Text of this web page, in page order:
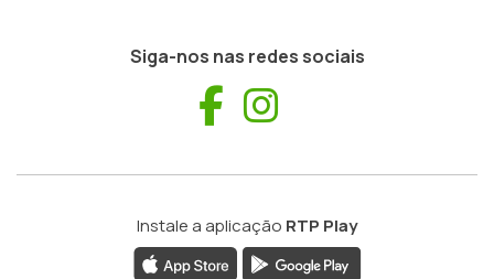
Siga-nos nas redes sociais
Facebook
Instale a aplicação RTP Play